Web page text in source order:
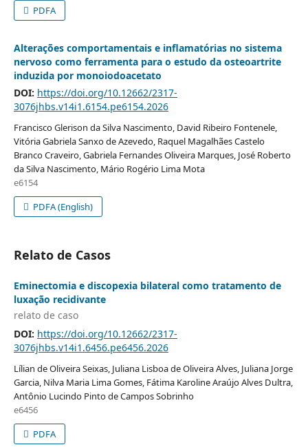
PDFA
Alterações comportamentais e inflamatórias no sistema
nervoso como ferramenta para o estudo da osteoartrite
induzida por monoiodoacetato
DOI: https://doi.org/10.12662/2317-
3076jhbs.v14i1.6154.pe6154.2026
Francisco Glerison da Silva Nascimento, David Ribeiro Fontenele,
Vitória Gabriela Sanxo de Azevedo, Raquel Magalhães Castelo
Branco Craveiro, Gabriela Fernandes Oliveira Marques, José Roberto
da Silva Nascimento, Mário Rogério Lima Mota
e6154
PDFA (English)
Relato de Casos
Eminectomia e discopexia bilateral como tratamento de
luxação recidivante
relato de caso
DOI: https://doi.org/10.12662/2317-
3076jhbs.v14i1.6456.pe6456.2026
Lílian de Oliveira Seixas, Juliana Lisboa de Oliveira Alves, Juliana Jorge
Garcia, Nilva Maria Lima Gomes, Fátima Karoline Araújo Alves Dultra,
Antônio Lucindo Pinto de Campos Sobrinho
e6456
PDFA